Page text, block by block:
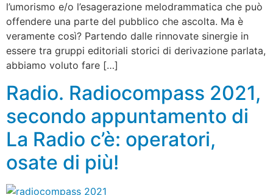
l’umorismo e/o l’esagerazione melodrammatica che può
offendere una parte del pubblico che ascolta. Ma è
veramente così? Partendo dalle rinnovate sinergie in
essere tra gruppi editoriali storici di derivazione parlata,
abbiamo voluto fare […]
Radio. Radiocompass 2021,
secondo appuntamento di
La Radio c’è: operatori,
osate di più!